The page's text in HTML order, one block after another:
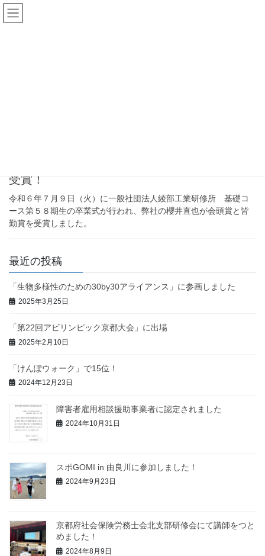
コ
ン
ナ
ビ
受賞！
令和６年７月９日（火）に一般社団法人綾部工業研修所 基礎コ
ース第５８期生の卒業式が行われ、弊社の櫻井直也が会頭賞と皆
勤賞を受賞しました。
最近の投稿
「生物多様性のための30by30アライアンス」に参画しました
2025年3月25日
「第22回アビリンピック京都大会」に出場
2025年2月10日
「けんぽウォーク」で15位！
2024年12月23日
障害者雇用相談援助事業者に認定されました
2024年10月31日
スポGOMI in 由良川に参加しました！
2024年9月23日
京都府社会保険労務士会北支部研修会にて講師をつと
めました！
2024年8月9日